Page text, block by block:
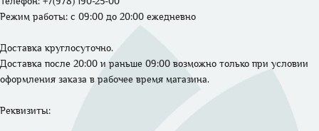
Режим работы: с 09:00 до 20:00 ежедневно
Доставка круглосуточно.
Доставка после 20:00 и раньше 09:00 возможно только при условии
оформления заказа в рабочее время магазина.
Реквизиты: